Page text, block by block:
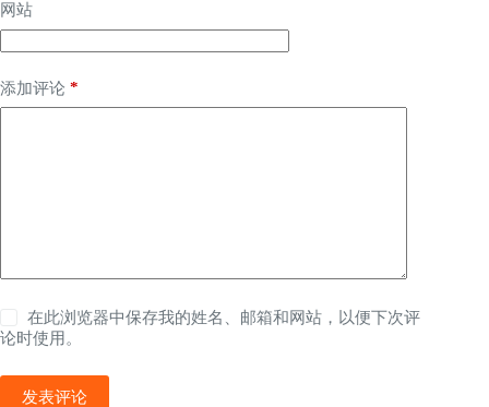
网站
添加评论 *
在此浏览器中保存我的姓名、邮箱和网站，以便下次评
论时使用。
发表评论